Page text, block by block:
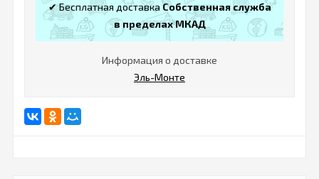
✔ Бесплатная доставкаСобственная служба
в пределах МКАД
Информация о доставке
Эль-Монте